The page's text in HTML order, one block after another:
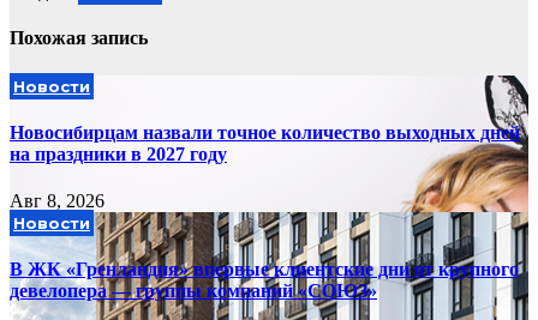
Похожая запись
Новости
Новосибирцам назвали точное количество выходных дней
на праздники в 2027 году
Авг 8, 2026
Новости
В ЖК «Гренландия» впервые клиентские дни от крупного
девелопера — группы компаний «СОЮЗ»